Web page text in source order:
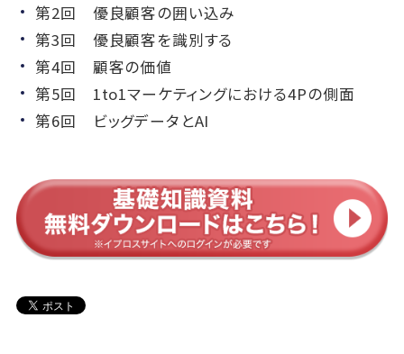
第2回 優良顧客の囲い込み
第3回 優良顧客を識別する
第4回 顧客の価値
第5回 1to1マーケティングにおける4Pの側面
第6回 ビッグデータとAI